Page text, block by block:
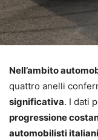
Nell’ambito
quattro anelli
significativa. I dati
progressione
automobilisti italiani